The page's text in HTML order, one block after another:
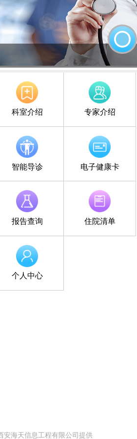
科室介绍 专家介绍
智能导诊 电子健康卡
报告查询 住院清单
个人中心
安海天信息工程有限公司提供